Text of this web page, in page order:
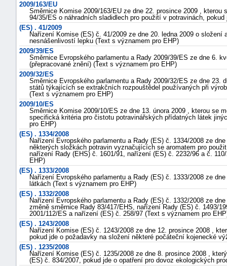
2009/163/EU
Směrnice Komise 2009/163/EU ze dne 22. prosince 2009 ,
94/35/ES o náhradních sladidlech pro použití v potravinách,
(ES) . 41/2009
Nařízení Komise (ES) č. 41/2009 ze dne 20. ledna 2009 o
nesnášenlivostí lepku (Text s významem pro EHP)
2009/39/ES
Směrnice Evropského parlamentu a Rady 2009/39/ES ze dne 6.
(přepracované znění) (Text s významem pro EHP)
2009/32/ES
Směrnice Evropského parlamentu a Rady 2009/32/ES ze dne 23.
států týkajících se extrakčních rozpouštědel používaných při
(Text s významem pro EHP)
2009/10/ES
Směrnice Komise 2009/10/ES ze dne 13. února 2009 , kterou se
specifická kritéria pro čistotu potravinářských přídatných látek
pro EHP)
(ES) . 1334/2008
Nařízení Evropského parlamentu a Rady (ES) č. 1334/2008 ze
některých složkách potravin vyznačujících se aromatem pro
nařízení Rady (EHS) č. 1601/91, nařízení (ES) č. 2232/96 a č.
EHP)
(ES) . 1333/2008
Nařízení Evropského parlamentu a Rady (ES) č. 1333/2008 ze
látkách (Text s významem pro EHP)
(ES) . 1332/2008
Nařízení Evropského parlamentu a Rady (ES) č. 1332/2008 ze
změně směrnice Rady 83/417/EHS, nařízení Rady (ES) č. 1493/
2001/112/ES a nařízení (ES) č. 258/97 (Text s významem pro
(ES) . 1243/2008
Nařízení Komise (ES) č. 1243/2008 ze dne 12. prosince 2008 ,
pokud jde o požadavky na složení některé počáteční kojenecké
(ES) . 1235/2008
Nařízení Komise (ES) č. 1235/2008 ze dne 8. prosince 2008 ,
(ES) č. 834/2007, pokud jde o opatření pro dovoz ekologických